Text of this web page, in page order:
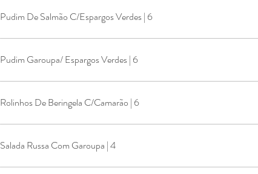
Pudim De Salmão C/Espargos Verdes | 6
Pudim Garoupa/ Espargos Verdes | 6
Rolinhos De Beringela C/Camarão | 6
Salada Russa Com Garoupa | 4